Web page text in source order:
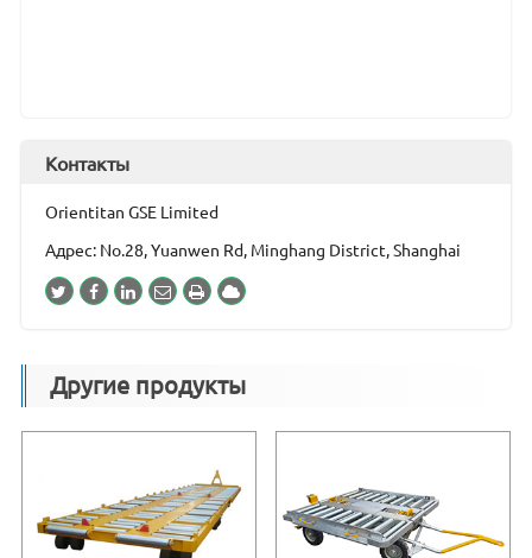
Контакты
Orientitan GSE Limited
Адрес: No.28, Yuanwen Rd, Minghang District, Shanghai
Другие продукты